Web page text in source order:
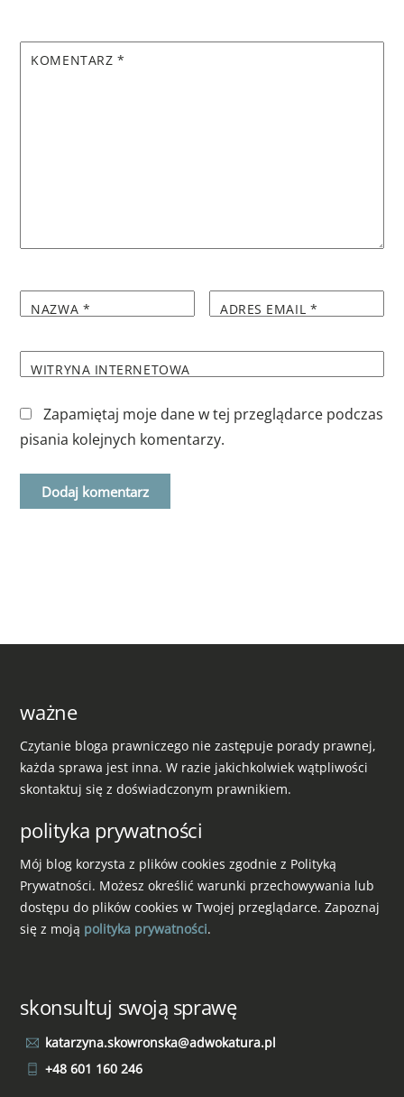
KOMENTARZ *
NAZWA * ADRES EMAIL *
WITRYNA INTERNETOWA
Zapamiętaj moje dane w tej przeglądarce podczas
pisania kolejnych komentarzy.
ważne
Czytanie bloga prawniczego nie zastępuje porady prawnej,
każda sprawa jest inna. W razie jakichkolwiek wątpliwości
skontaktuj się z doświadczonym prawnikiem.
polityka prywatności
Mój blog korzysta z plików cookies zgodnie z Polityką
Prywatności. Możesz określić warunki przechowywania lub
dostępu do plików cookies w Twojej przeglądarce. Zapoznaj
się z moją polityka prywatności.
skonsultuj swoją sprawę
katarzyna.skowronska@adwokatura.pl
+48 601 160 246